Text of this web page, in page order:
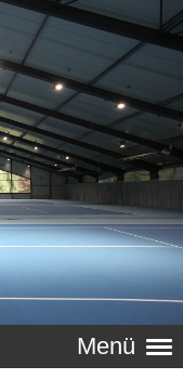
Menü